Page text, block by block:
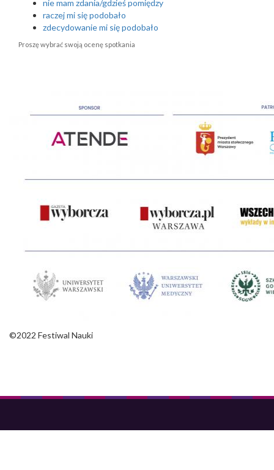
nie mam zdania/gdzieś pomiędzy
raczej mi się podobało
zdecydowanie mi się podobało
Proszę wybrać swoją ocenę spotkania
©2022 Festiwal Nauki